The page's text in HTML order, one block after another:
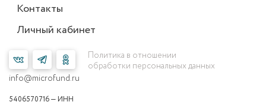
Контакты
Личный кабинет
info@microfund.ru
Политика в отношении
обработки персональных данных
5406570716 — ИНН